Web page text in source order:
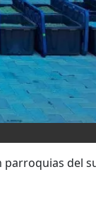
del